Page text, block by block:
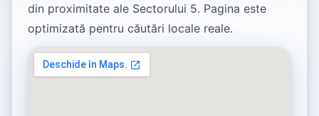
din proximitate ale Sectorului 5. Pagina este
optimizată pentru căutări locale reale.